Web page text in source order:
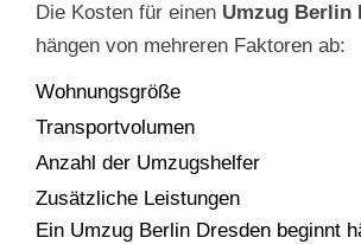
Die Kosten für einen Umzug Berlin
hängen von mehreren Faktoren ab:
Wohnungsgröße
Transportvolumen
Anzahl der Umzugshelfer
Zusätzliche Leistungen
Ein Umzug Berlin Dresden beginnt